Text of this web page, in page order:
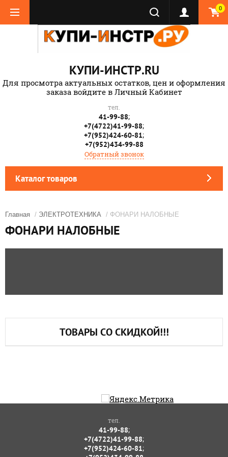
0
КУПИ-ИНСТР.RU
Для просмотра актуальных остатков, цен и оформления
заказа войдите в Личный Кабинет
тел.
41-99-88;
+7(4722)41-99-88;
+7(952)424-60-81;
+7(952)434-99-88
Обратный звонок
Каталог товаров
Главная / ЭЛЕКТРОТЕХНИКА / ФОНАРИ НАЛОБНЫЕ
ФОНАРИ НАЛОБНЫЕ
ТОВАРЫ СО СКИДКОЙ!!!
тел.
41-99-88;
+7(4722)41-99-88;
+7(952)424-60-81;